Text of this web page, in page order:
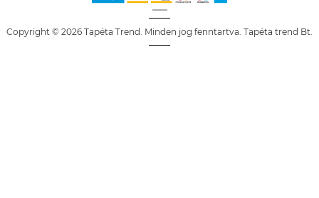
Copyright © 2026 Tapéta Trend. Minden jog fenntartva. Tapéta trend Bt.